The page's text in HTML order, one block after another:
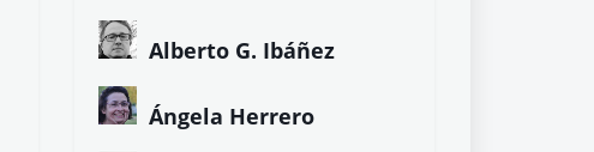
Alberto G. Ibáñez
Ángela Herrero